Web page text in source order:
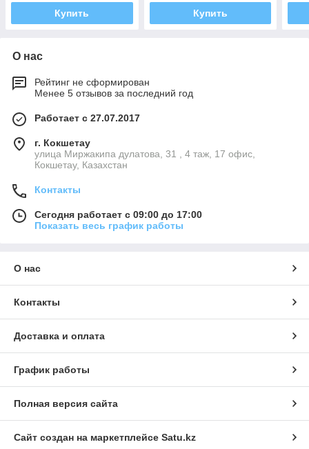
Купить Купить
О нас
Рейтинг не сформирован
Менее 5 отзывов за последний год
Работает с 27.07.2017
г. Кокшетау
улица Миржакипа дулатова, 31 , 4 таж, 17 офис,
Кокшетау, Казахстан
Контакты
Сегодня работает с 09:00 до 17:00
Показать весь график работы
О нас
Контакты
Доставка и оплата
График работы
Полная версия сайта
Сайт создан на маркетплейсе Satu.kz